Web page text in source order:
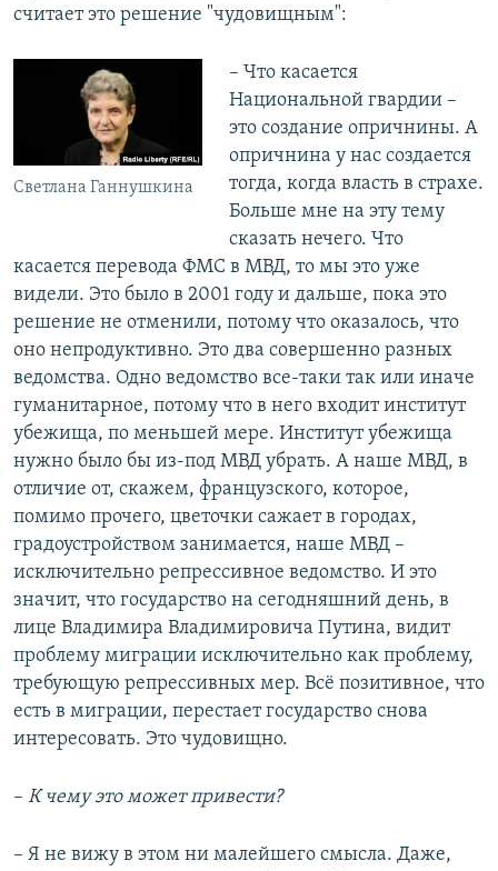
считает это решение "чудовищным":
Светлана Ганнушкина
– Что касается
Национальной гвардии –
это создание опричнины. А
опричнина у нас создается
тогда, когда власть в страхе.
Больше мне на эту тему
сказать нечего. Что
касается перевода ФМС в МВД, то мы это уже
видели. Это было в 2001 году и дальше, пока это
решение не отменили, потому что оказалось, что
оно непродуктивно. Это два совершенно разных
ведомства. Одно ведомство все-таки так или иначе
гуманитарное, потому что в него входит институт
убежища, по меньшей мере. Институт убежища
нужно было бы из-под МВД убрать. А наше МВД, в
отличие от, скажем, французского, которое,
помимо прочего, цветочки сажает в городах,
градоустройством занимается, наше МВД –
исключительно репрессивное ведомство. И это
значит, что государство на сегодняшний день, в
лице Владимира Владимировича Путина, видит
проблему миграции исключительно как проблему,
требующую репрессивных мер. Всё позитивное, что
есть в миграции, перестает государство снова
интересовать. Это чудовищно.
–​ К чему это может привести?
– Я не вижу в этом ни малейшего смысла. Даже,